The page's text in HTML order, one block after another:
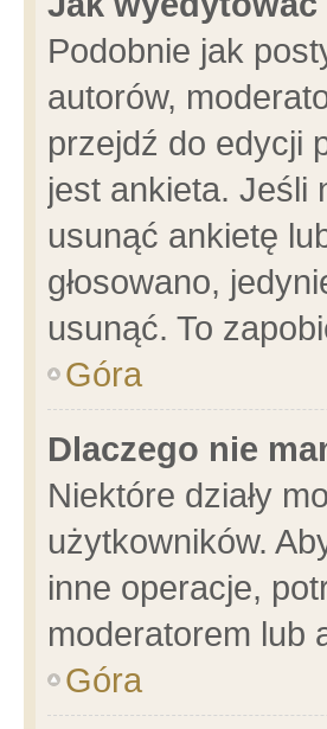
Podobnie jak
autorów,
przejdź do edycji
jest ankieta. Jeśli
usunąć ankietę
głosowano,
usunąć. To
Góra
Dlaczego nie
Niektóre działy
użytkowników.
inne operacje,
moderatorem lub
Góra